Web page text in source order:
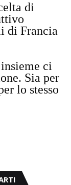
di
di Francia
ci
Sia per
lo stesso